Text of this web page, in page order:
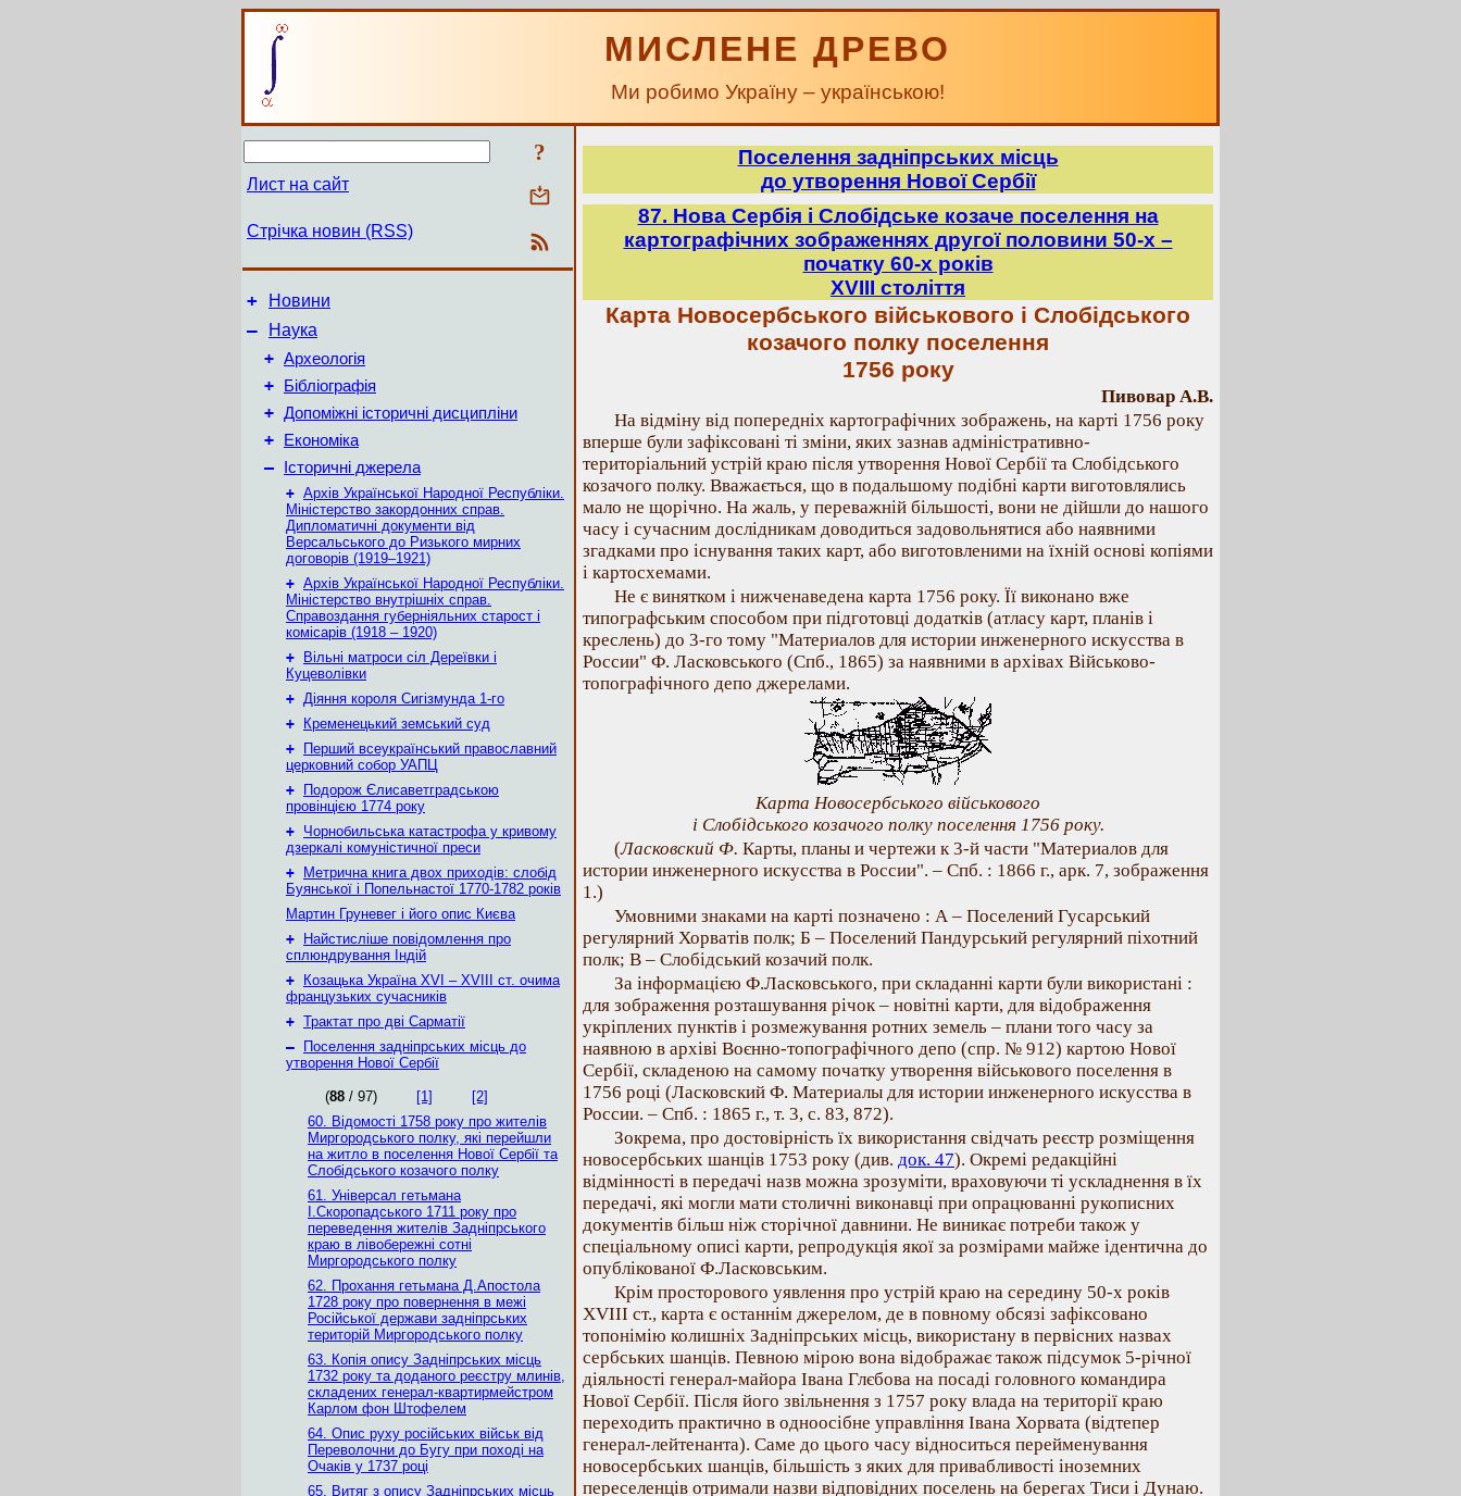
МИСЛЕНЕ ДРЕВО
Ми робимо Україну – українською!
?
Лист на сайт
Стрічка новин (RSS)
+ Новини
–
Наука
+ Археологія
+ Бібліографія
+ Допоміжні історичні дисципліни
+ Економіка
– Історичні джерела
+ Архів Української Народної Республіки.
Міністерство закордонних справ.
Дипломатичні документи від
Версальського до Ризького мирних
договорів (1919–1921)
+ Архів Української Народної Республіки.
Міністерство внутрішніх справ.
Справоздання губерніяльних старост і
комісарів (1918 – 1920)
+
Вільні матроси сіл Дереївки і
Куцеволівки
+ Діяння короля Сигізмунда 1-го
+
Кременецький земський суд
+
Перший всеукраїнський православний
церковний собор УАПЦ
+
Подорож Єлисаветградською
провінцією 1774 року
+ Чорнобильська катастрофа у кривому
дзеркалі комуністичної преси
+
Метрична книга двох приходів: слобід
Буянської і Попельнастої 1770-1782 років
Мартин Груневег і його опис Києва
+
Найстисліше повідомлення про
сплюндрування Індій
+
Козацька Україна ХVІ – ХVІІІ ст. очима
французьких сучасників
+ Трактат про дві Сарматії
–
Поселення задніпрських місць до
утворення Нової Сербії
(88 / 97) [1]
[2]
60. Відомості 1758 року про жителів
Миргородського полку, які перейшли
на житло в поселення Нової Сербії та
Слобідського козачого полку
61. Універсал гетьмана
І.Скоропадського 1711 року про
переведення жителів Задніпрського
краю в лівобережні сотні
Миргородського полку
62. Прохання гетьмана Д.Апостола
1728 року про повернення в межі
Російської держави задніпрських
територій Миргородського полку
63. Копія опису Задніпрських місць
1732 року та доданого реєстру млинів,
складених генерал-квартирмейстром
Карлом фон Штофелем
64. Опис руху російських військ від
Переволочни до Бугу при поході на
Очаків у 1737 році
65. Витяг з опису Задніпрських місць
Поселення задніпрських місць
до утворення Нової Сербії
87. Нова Сербія і Слобідське козаче поселення на
картографічних зображеннях другої половини 50-х –
початку 60-х років
ХVІІІ століття
Карта Новосербського військового і Слобідського
козачого полку поселення
1756 року
Пивовар А.В.
На відміну від попередніх картографічних зображень, на карті 1756 року
вперше були зафіксовані ті зміни, яких зазнав адміністративно-
територіальний устрій краю після утворення Нової Сербії та Слобідського
козачого полку. Вважається, що в подальшому подібні карти виготовлялись
мало не щорічно. На жаль, у переважній більшості, вони не дійшли до нашого
часу і сучасним дослідникам доводиться задовольнятися або наявними
згадками про існування таких карт, або виготовленими на їхній основі копіями
і картосхемами.
Не є винятком і нижченаведена карта 1756 року. Її виконано вже
типографським способом при підготовці додатків (атласу карт, планів і
креслень) до 3-го тому "Материалов для истории инженерного искусства в
России" Ф. Ласковського (Спб., 1865) за наявними в архівах Військово-
топографічного депо джерелами.
Карта Новосербського військового
і Слобідського козачого полку поселення 1756 року.
(Ласковский Ф. Карты, планы и чертежи к 3-й части "Материалов для
истории инженерного искусства в России". – Спб. : 1866 г., арк. 7, зображення
1.)
Умовними знаками на карті позначено : А – Поселений Гусарський
регулярний Хорватів полк; Б – Поселений Пандурський регулярний піхотний
полк; В – Слобідський козачий полк.
За інформацією Ф.Ласковського, при складанні карти були використані :
для зображення розташування річок – новітні карти, для відображення
укріплених пунктів і розмежування ротних земель – плани того часу за
наявною в архіві Воєнно-топографічного депо (спр. № 912) картою Нової
Сербії, складеною на самому початку утворення військового поселення в
1756 році (Ласковский Ф. Материалы для истории инженерного искусства в
России. – Спб. : 1865 г., т. 3, с. 83, 872).
Зокрема, про достовірність їх використання свідчать реєстр розміщення
новосербських шанців 1753 року (див. док. 47). Окремі редакційні
відмінності в передачі назв можна зрозуміти, враховуючи ті ускладнення в їх
передачі, які могли мати столичні виконавці при опрацюванні рукописних
документів більш ніж сторічної давнини. Не виникає потреби також у
спеціальному описі карти, репродукція якої за розмірами майже ідентична до
опублікованої Ф.Ласковським.
Крім просторового уявлення про устрій краю на середину 50-х років
ХVІІІ ст., карта є останнім джерелом, де в повному обсязі зафіксовано
топонімію колишніх Задніпрських місць, використану в первісних назвах
сербських шанців. Певною мірою вона відображає також підсумок 5-річної
діяльності генерал-майора Івана Глєбова на посаді головного командира
Нової Сербії. Після його звільнення з 1757 року влада на території краю
переходить практично в одноосібне управління Івана Хорвата (відтепер
генерал-лейтенанта). Саме до цього часу відноситься перейменування
новосербських шанців, більшість з яких для привабливості іноземних
переселенців отримали назви відповідних поселень на берегах Тиси і Дунаю.